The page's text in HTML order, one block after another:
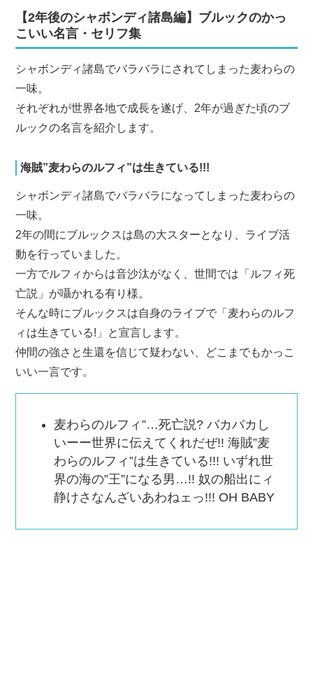
【2年後のシャボンディ諸島編】ブルックのかっ
こいい名言・セリフ集
シャボンディ諸島でバラバラにされてしまった麦わらの
一味。
それぞれが世界各地で成長を遂げ、2年が過ぎた頃のブ
ルックの名言を紹介します。
海賊”麦わらのルフィ”は生きている!!!
シャボンディ諸島でバラバラになってしまった麦わらの
一味。
2年の間にブルックスは島の大スターとなり、ライブ活
動を行っていました。
一方でルフィからは音沙汰がなく、世間では「ルフィ死
亡説」が囁かれる有り様。
そんな時にブルックスは自身のライブで「麦わらのルフ
ィは生きている!」と宣言します。
仲間の強さと生還を信じて疑わない、どこまでもかっこ
いい一言です。
麦わらのルフィ”…死亡説? バカバカし
いーー世界に伝えてくれだぜ!! 海賊”麦
わらのルフィ”は生きている!!! いずれ世
界の海の”王”になる男…!! 奴の船出にィ
静けさなんざいあわねェっ!!! OH BABY